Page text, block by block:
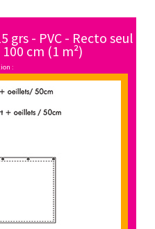
grs - PVC - Recto seul
cm (1 m²)
: